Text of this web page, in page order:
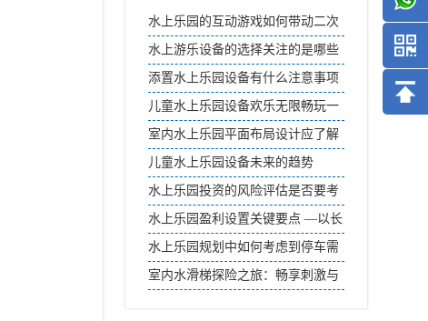
水上乐园的互动游戏如何带动二次
消费？
水上游乐设备的选择关注的是哪些
方面
添置水上乐园设备有什么注意事项
儿童水上乐园设备欢乐无限畅玩一
夏
室内水上乐园平面布局设计应了解
的事项
儿童水上乐园设备未来的趋势
水上乐园投资的风险评估是否要考
虑自然灾害风险？
水上乐园盈利设置关键要点 —以长
隆为例
水上乐园规划中如何考虑到停车需
求？
室内水滑梯探险之旅：畅享刺激与